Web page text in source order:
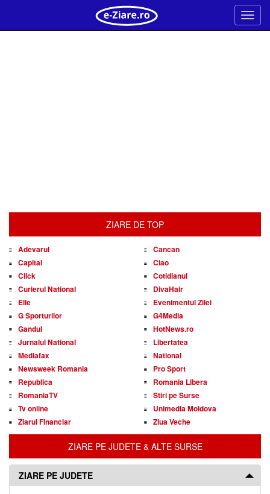
Meniu
ZIARE DE TOP
Adevarul
Cancan
Capital
Ciao
Click
Cotidianul
Curierul National
DivaHair
Elle
Evenimentul Zilei
G Sporturilor
G4Media
Gandul
HotNews.ro
Jurnalul National
Libertatea
Mediafax
National
Newsweek Romania
Pro Sport
Republica
Romania Libera
RomaniaTV
Stiri pe Surse
Tv online
Unimedia Moldova
Ziarul Financiar
Ziua Veche
ZIARE PE JUDETE & ALTE SURSE
ZIARE PE JUDETE